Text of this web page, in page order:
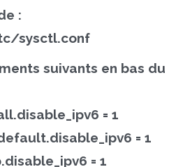
:
sysctl.conf
suivants en bas du
= 1
= 1
= 1